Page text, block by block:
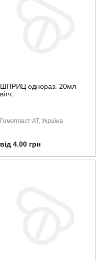
ШПРИЦ однораз. 20мл
вітч.
Гемопласт АТ, Україна
від 4.00 грн